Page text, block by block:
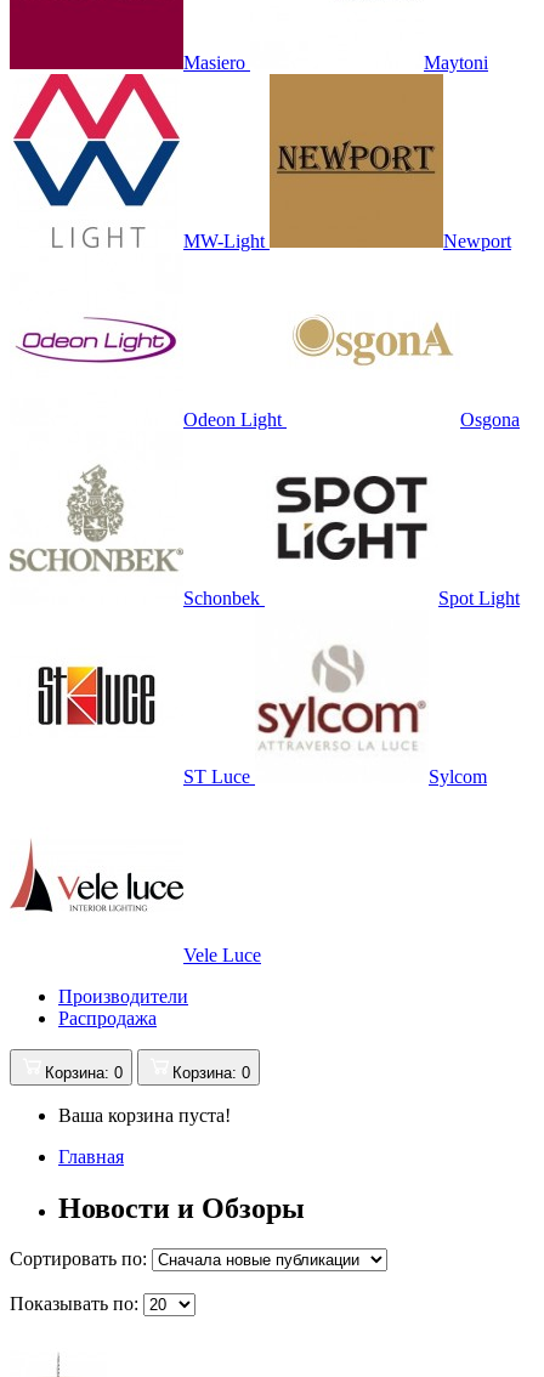
Masiero Maytoni
MW-Light Newport
Odeon Light Osgona
Schonbek Spot Light
ST Luce Sylcom
Vele Luce
Производители
Распродажа
Корзина: 0 Корзина: 0
Ваша корзина пуста!
Главная
Новости и Обзоры
Сортировать по:
Показывать по: